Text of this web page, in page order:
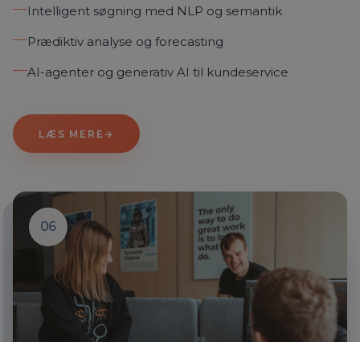
Intelligent søgning med NLP og semantik
Prædiktiv analyse og forecasting
AI-agenter og generativ AI til kundeservice
LÆS MERE →
06